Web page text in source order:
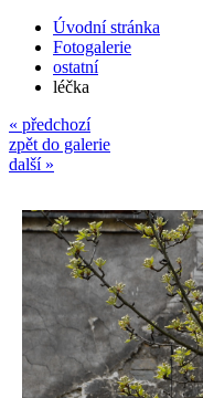
Úvodní stránka
Fotogalerie
ostatní
léčka
« předchozí
zpět do galerie
další »